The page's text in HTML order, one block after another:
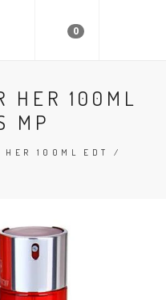
0
HER 100ML
MP
HER 100ML EDT /